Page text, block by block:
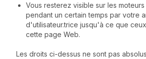
Vous resterez visible sur les
pendant un certain temps par votre
d'utilisateur.trice jusqu'à ce que
cette page Web.
Les droits ci-dessus ne sont pas